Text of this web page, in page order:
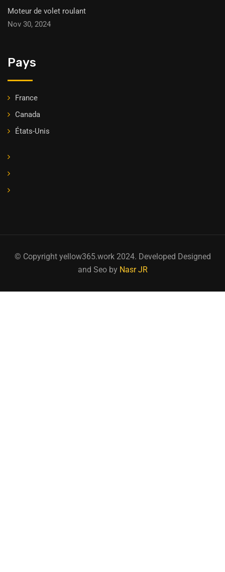
Moteur de volet roulant
Nov 30, 2024
Pays
France
Canada
États-Unis
© Copyright yellow365.work 2024. Developed Designed
and Seo by Nasr JR